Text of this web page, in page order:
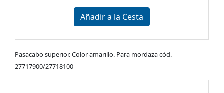
Añadir a la Cesta
Pasacabo superior. Color amarillo. Para mordaza cód.
27717900/27718100